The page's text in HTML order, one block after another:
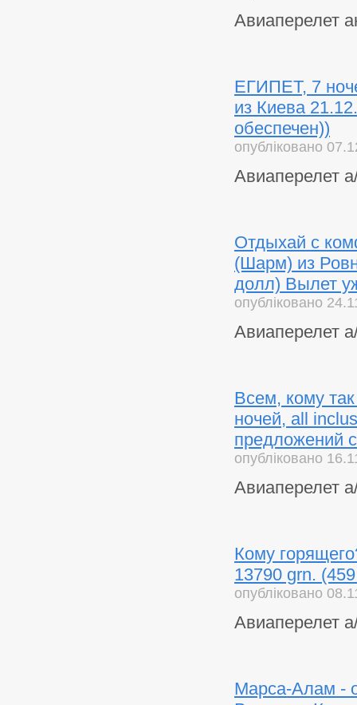
Авиаперелет
ЕГИПЕТ, 7
из Киева
обеспечен))
опубліковано
Авиаперелет
Отдыхай с
(Шарм) из
долл) Вылет
опубліковано
Авиаперелет
Всем, кому
ночей, all
предложений
опубліковано
Авиаперелет
Кому
13790 grn.
опубліковано
Авиаперелет
Марса-Алам -